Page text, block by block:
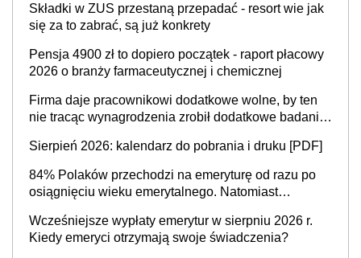
Składki w ZUS przestaną przepadać - resort wie jak
się za to zabrać, są już konkrety
Pensja 4900 zł to dopiero początek - raport płacowy
2026 o branży farmaceutycznej i chemicznej
Firma daje pracownikowi dodatkowe wolne, by ten
nie tracąc wynagrodzenia zrobił dodatkowe badania.
Sierpień 2026: kalendarz do pobrania i druku [PDF]
84% Polaków przechodzi na emeryturę od razu po
osiągnięciu wieku emerytalnego. Natomiast
stanie? Pracownicy 45+ to siła napędowa
gospodarki
Wcześniejsze wypłaty emerytur w sierpniu 2026 r.
Kiedy emeryci otrzymają swoje świadczenia?